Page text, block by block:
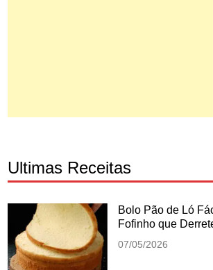
Ultimas Receitas
Bolo Pão de Ló
Fofinho que
07/05/2026